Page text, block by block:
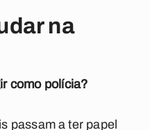
na
como polícia?
passam a ter papel